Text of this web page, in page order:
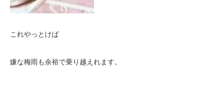
これやっとけば
嫌な梅雨も余裕で乗り越えれます。